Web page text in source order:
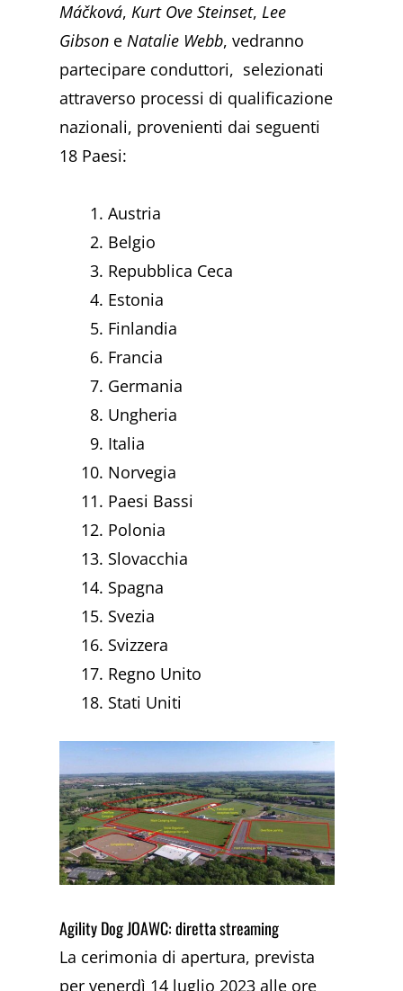
Máčková,Kurt Ove Steinset,Lee
Gibson eNatalie Webb, vedranno
partecipare conduttori, selezionati
attraverso processi di qualificazione
nazionali, provenienti dai seguenti
18 Paesi:
Austria
Belgio
Repubblica Ceca
Estonia
Finlandia
Francia
Germania
Ungheria
Italia
Norvegia
Paesi Bassi
Polonia
Slovacchia
Spagna
Svezia
Svizzera
Regno Unito
Stati Uniti
Agility Dog JOAWC: diretta streaming
La cerimonia di apertura, prevista
per venerdì 14 luglio 2023 alle ore